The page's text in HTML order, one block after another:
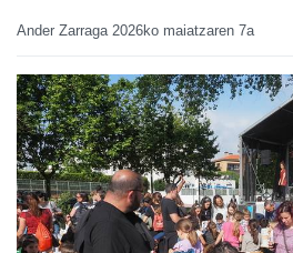
Ander Zarraga 2026ko maiatzaren 7a